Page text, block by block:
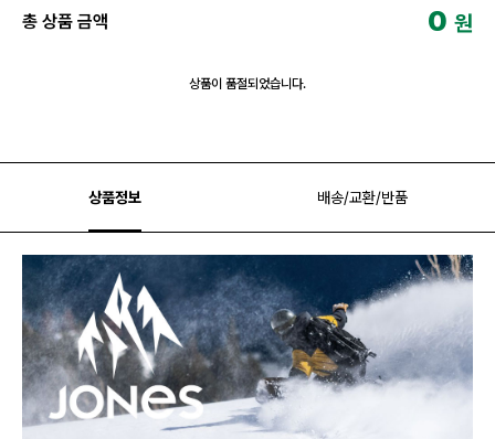
총 상품 금액 0 원
상품이 품절되었습니다.
상품정보 배송/교환/반품